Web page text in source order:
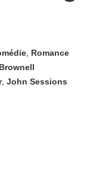
Romance
, John Sessions